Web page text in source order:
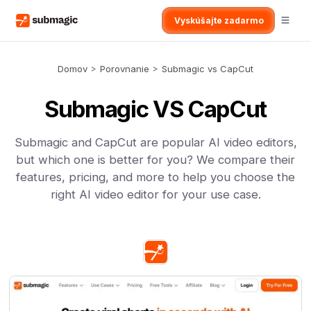
Vyskúšajte zadarmo
Domov > Porovnanie > Submagic vs CapCut
Submagic VS CapCut
Submagic and CapCut are popular AI video editors,
but which one is better for you? We compare their
features, pricing, and more to help you choose the
right AI video editor for your use case.